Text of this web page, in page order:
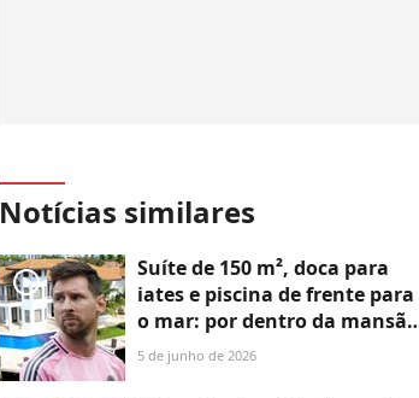
Notícias similares
player2
Suíte de 150 m², doca para
iates e piscina de frente para
o mar: por dentro da mansão
bilionária de Lionel Messi na
5 de junho de 2026